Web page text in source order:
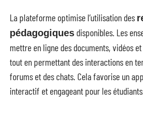
La plateforme optimise l’utilisation des
pédagogiques disponibles. Les
mettre en ligne des documents, vidéos
tout en permettant des interactions en
forums et des chats. Cela favorise un
interactif et engageant pour les étudiants.